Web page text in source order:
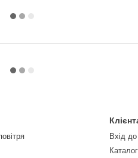
Вхід до
Каталог